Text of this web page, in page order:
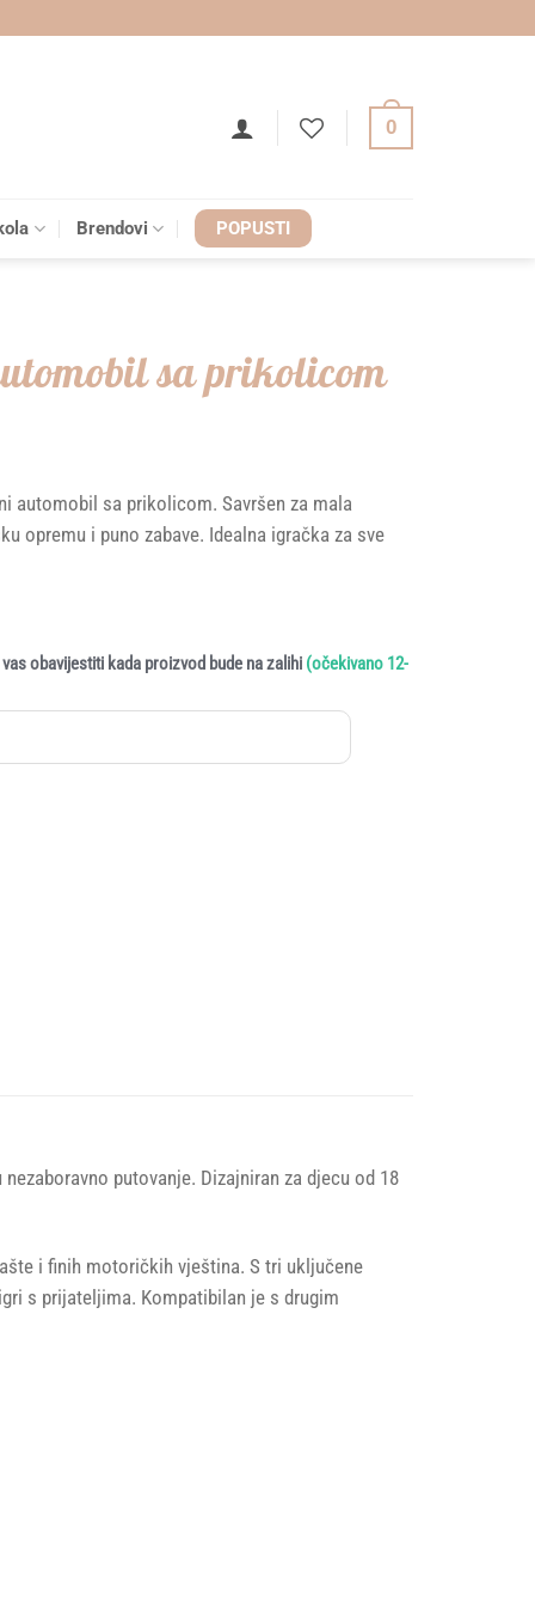
0
Brendovi POPUSTI
sa prikolicom
automobil sa prikolicom. Savršen za mala
opremu i puno zabave. Idealna igračka za sve
obavijestiti kada proizvod bude na zalihi (očekivano 12-
putovanje. Dizajniran za djecu od 18
i finih motoričkih vještina. S tri uključene
s prijateljima. Kompatibilan je s drugim